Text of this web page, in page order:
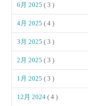
6月 2025( 3 )
4月 2025( 4 )
3月 2025( 3 )
2月 2025( 3 )
1月 2025( 3 )
12月 2024( 4 )